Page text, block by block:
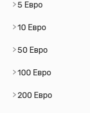
5 Евро
10 Евро
50 Евро
100 Евро
200 Евро